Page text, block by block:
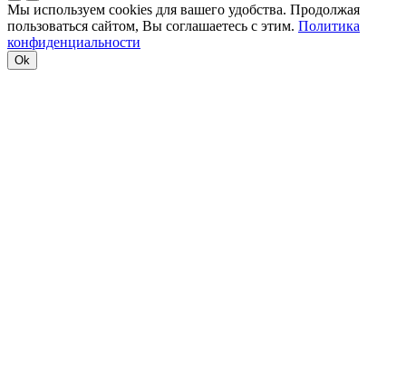
Мы используем cookies для вашего удобства. Продолжая
пользоваться сайтом, Вы соглашаетесь с этим. Политика
конфиденциальности
Ok